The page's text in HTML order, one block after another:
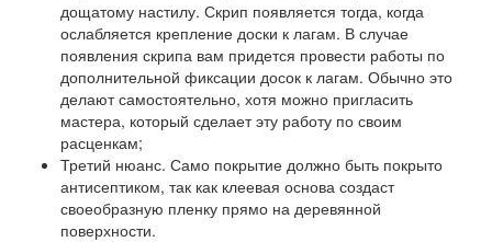
дощатому настилу. Скрип появляется тогда, когда
ослабляется крепление доски к лагам. В случае
появления скрипа вам придется провести работы по
дополнительной фиксации досок к лагам. Обычно это
делают самостоятельно, хотя можно пригласить
мастера, который сделает эту работу по своим
расценкам;
Третий нюанс. Само покрытие должно быть покрыто
антисептиком, так как клеевая основа создаст
своеобразную пленку прямо на деревянной
поверхности.